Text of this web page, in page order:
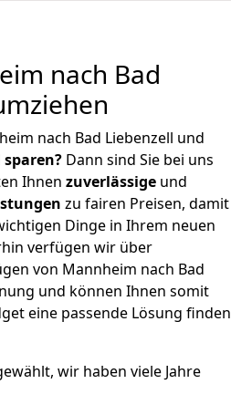
nach Bad
nach Bad Liebenzell und
sparen? Dann sind Sie bei uns
Ihnen zuverlässige und
zu fairen Preisen, damit
Dinge in Ihrem neuen
verfügen wir über
von Mannheim nach Bad
und können Ihnen somit
eine passende Lösung finden
wir haben viele Jahre